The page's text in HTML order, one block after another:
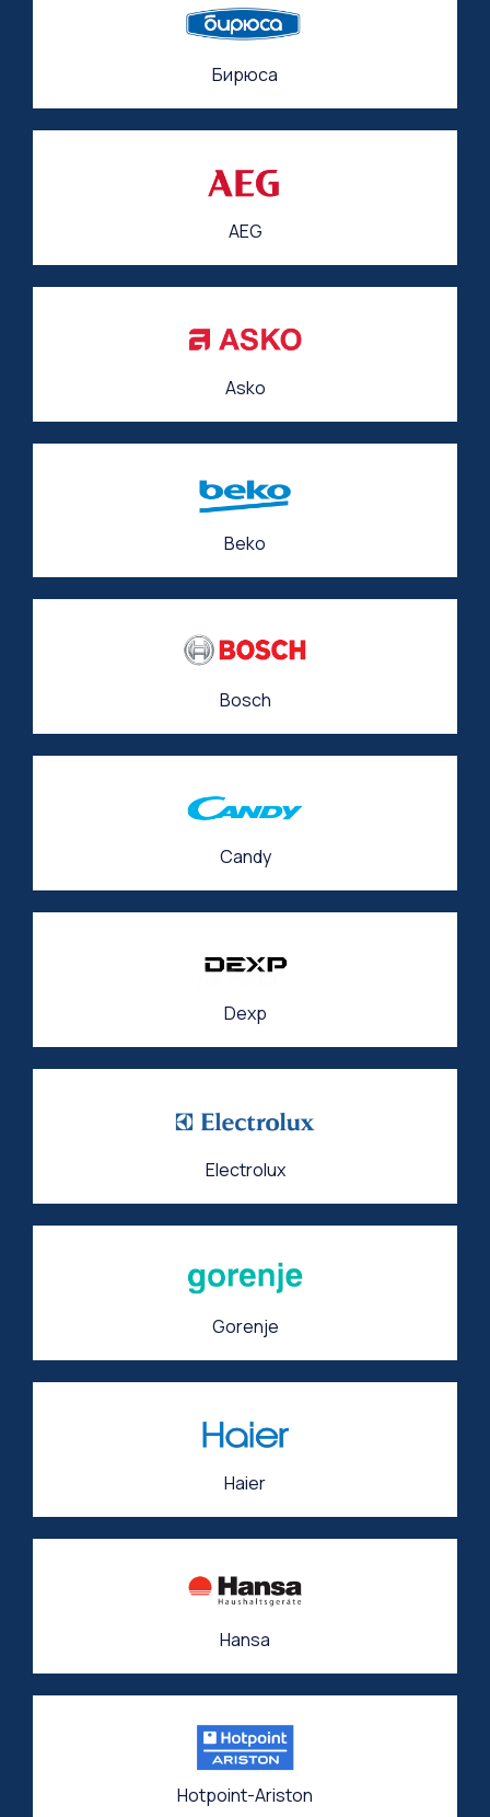
Бирюса
AEG
Asko
Beko
Bosch
Candy
Dexp
Electrolux
Gorenje
Haier
Hansa
Hotpoint-Ariston